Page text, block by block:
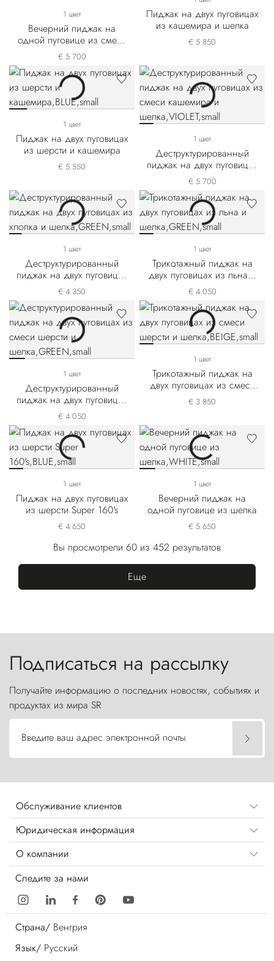
1 цвет
Вечерний пиджак на
одной пуговице из смеси
шерсти и кашемира
€ 5.700
Пиджак на двух пуговицах
из кашемира и шелка
€ 5.850
1 цвет
Пиджак на двух пуговицах
из шерсти и кашемира
€ 5.550
1 цвет
Деструктурированный
пиджак на двух пуговицах
из смеси кашемира и
шелка
€ 5.700
1 цвет
Деструктурированный
пиджак на двух пуговицах
из хлопка и шелка
€ 4.350
1 цвет
Трикотажный пиджак на
двух пуговицах из льна и
шелка
€ 4.050
1 цвет
Деструктурированный
пиджак на двух пуговицах
из смеси шерсти и шелка
€ 4.050
1 цвет
Трикотажный пиджак на
двух пуговицах из смеси
шерсти и шелка
€ 3.850
1 цвет
Пиджак на двух пуговицах
из шерсти Super 160's
€ 4.650
1 цвет
Вечерний пиджак на
одной пуговице из шелка
€ 5.650
Вы просмотрели 60 из 452 результатов
Еще
Подписаться на рассылку
Получайте информацию о последних новостях, событиях и
продуктах из мира SR
Введите ваш адрес электронной почты
Обслуживание клиентов
Юридическая информация
О компании
Следите за нами
Страна/ Венгрия
Язык/ Русский